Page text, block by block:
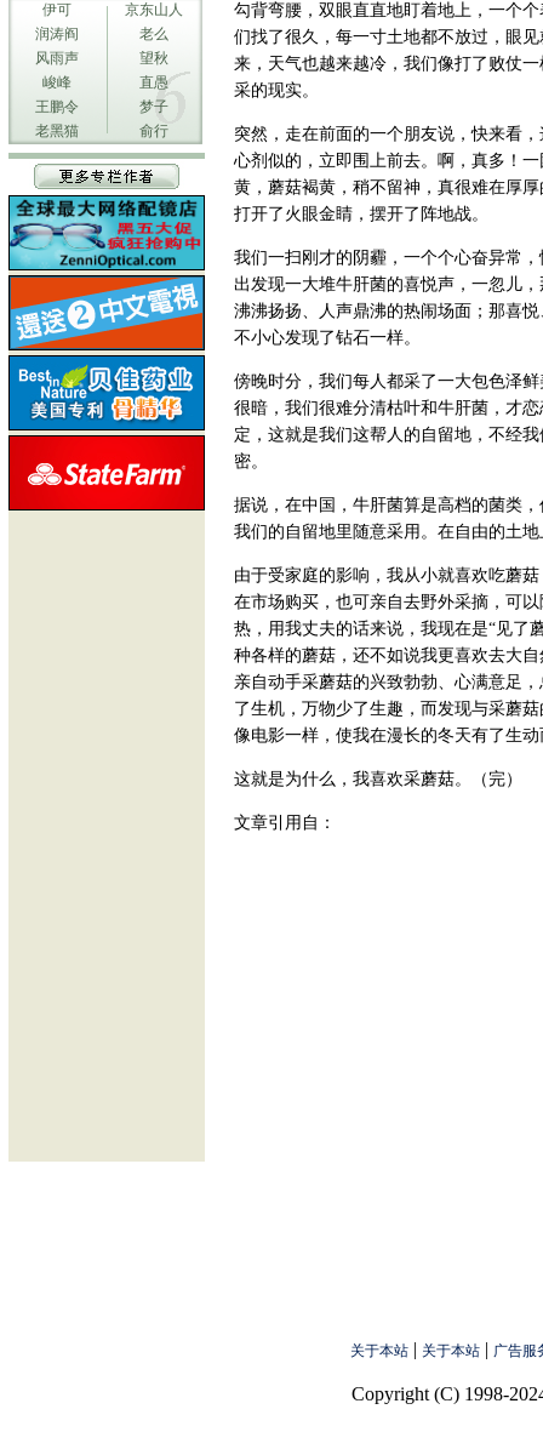
伊可
京东山人
润涛阎
老么
风雨声
望秋
峻峰
直愚
王鹏令
梦子
老黑猫
俞行
勾背弯腰，双眼直直地盯着地上，一个
们找了很久，每一寸土地都不放过，眼
来，天气也越来越冷，我们像打了败仗
采的现实。
突然，走在前面的一个朋友说，快来看
心剂似的，立即围上前去。啊，真多！
黄，蘑菇褐黄，稍不留神，真很难在厚
打开了火眼金睛，摆开了阵地战。
我们一扫刚才的阴霾，一个个心奋异常
出发现一大堆牛肝菌的喜悦声，一忽儿
沸沸扬扬、人声鼎沸的热闹场面；那喜
不小心发现了钻石一样。
傍晚时分，我们每人都采了一大包色泽
很暗，我们很难分清枯叶和牛肝菌，才
定，这就是我们这帮人的自留地，不经
密。
据说，在中国，牛肝菌算是高档的菌类
我们的自留地里随意采用。在自由的土
由于受家庭的影响，我从小就喜欢吃蘑
在市场购买，也可亲自去野外采摘，可
热，用我丈夫的话来说，我现在是“见了
种各样的蘑菇，还不如说我更喜欢去大
亲自动手采蘑菇的兴致勃勃、心满意足
了生机，万物少了生趣，而发现与采蘑
像电影一样，使我在漫长的冬天有了生
这就是为什么，我喜欢采蘑菇。（完）
文章引用自：
关于本站 | 关于本站 | 广告服
Copyright (C) 1998-